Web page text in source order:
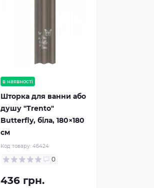
в наявності
Шторка для ванни або
душу "Trento"
Butterfly, біла, 180×180
см
Код товару: 46424
0
436 грн.